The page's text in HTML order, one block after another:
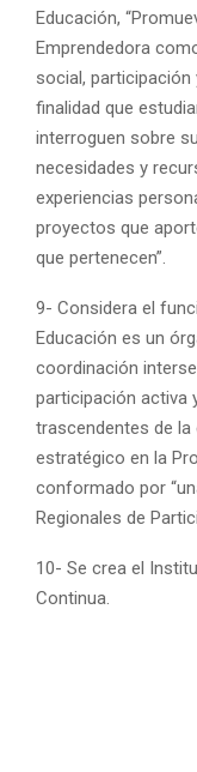
Educación,
Emprendedora
social,
finalidad que
interroguen sobre
necesidades y
experiencias
proyectos que
que pertenecen”.
9- Considera el
Educación es un
coordinación
participación activa
trascendentes de
estratégico en la
conformado por
Regionales de
10- Se crea el
Continua.